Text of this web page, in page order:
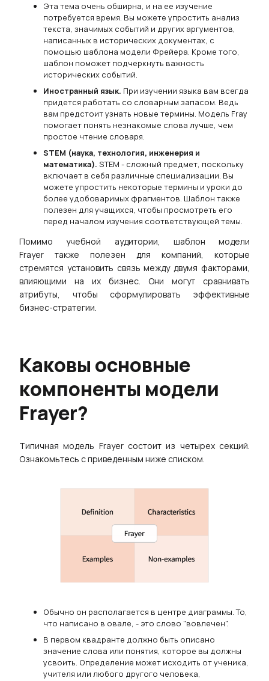
Эта тема очень обширна, и на ее изучение
потребуется время. Вы можете упростить анализ
текста, значимых событий и других аргументов,
написанных в исторических документах, с
помощью шаблона модели Фрейера. Кроме того,
шаблон поможет подчеркнуть важность
исторических событий.
Иностранный язык. При изучении языка вам всегда
придется работать со словарным запасом. Ведь
вам предстоит узнать новые термины. Модель Fray
помогает понять незнакомые слова лучше, чем
простое чтение словаря.
STEM (наука, технология, инженерия и
математика). STEM - сложный предмет, поскольку
включает в себя различные специализации. Вы
можете упростить некоторые термины и уроки до
более удобоваримых фрагментов. Шаблон также
полезен для учащихся, чтобы просмотреть его
перед началом изучения соответствующей темы.
Помимо учебной аудитории, шаблон модели
Frayer
также полезен для компаний, которые
стремятся установить связь между двумя факторами,
влияющими на их бизнес. Они могут сравнивать
атрибуты, чтобы сформулировать эффективные
бизнес-стратегии.
Каковы основные
компоненты модели
Frayer?
Типичная модель Frayer состоит из четырех секций.
Ознакомьтесь с приведенным ниже списком.
Обычно он располагается в центре диаграммы. То,
что написано в овале, - это слово "вовлечен".
В первом квадранте должно быть описано
значение слова или понятия, которое вы должны
усвоить. Определение может исходить от ученика,
учителя или любого другого человека,